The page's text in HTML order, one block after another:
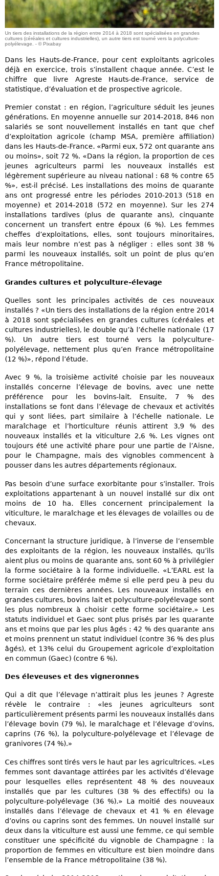
Un tiers des installations de la région entre 2014 à 2018 sont spécialisées en grandes
cultures (céréales et cultures industrielles), un autre tiers est tourné vers la polyculture-
polyélevage. - © Pixabay
Dans les Hauts-de-France, pour cent exploitants agricoles
déjà en exercice, trois s’installent chaque année. C’est le
chiffre que livre Agreste Hauts-de-France, service de
statistique, d’évaluation et de prospective agricole.
Premier constat : en région, l’agriculture séduit les jeunes
générations. En moyenne annuelle sur 2014-2018, 846 non
salariés se sont nouvellement installés en tant que chef
d’exploitation agricole (champ MSA, première affiliation)
dans les Hauts-de-France. «Parmi eux, 572 ont quarante ans
ou moins», soit 72 %. «Dans la région, la proportion de ces
jeunes agriculteurs parmi les nouveaux installés est
légèrement supérieure au niveau national : 68 % contre 65
%», est-il précisé. Les installations des moins de quarante
ans ont progressé entre les périodes 2010-2013 (518 en
moyenne) et 2014-2018 (572 en moyenne). Sur les 274
installations tardives (plus de quarante ans), cinquante
concernent un transfert entre époux (6 %). Les femmes
cheffes d’exploitations, elles, sont toujours minoritaires,
mais leur nombre n’est pas à négliger : elles sont 38 %
parmi les nouveaux installés, soit un point de plus qu’en
France métropolitaine.
Grandes cultures et polyculture-élevage
Quelles sont les principales activités de ces nouveaux
installés ? «Un tiers des installations de la région entre 2014
à 2018 sont spécialisées en grandes cultures (céréales et
cultures industrielles), le double qu’à l’échelle nationale (17
%). Un autre tiers est tourné vers la polyculture-
polyélevage, nettement plus qu’en France métropolitaine
(12 %)», répond l’étude.
Avec 9 %, la troisième activité choisie par les nouveaux
installés concerne l’élevage de bovins, avec une nette
préférence pour les bovins-lait. Ensuite, 7 % des
installations se font dans l’élevage de chevaux et activités
qui y sont liées, part similaire à l’échelle nationale. Le
maraîchage et l’horticulture réunis attirent 3,9 % des
nouveaux installés et la viticulture 2,6 %. Les vignes ont
toujours été une activité phare pour une partie de l’Aisne,
pour le Champagne, mais des vignobles commencent à
pousser dans les autres départements régionaux.
Pas besoin d’une surface exorbitante pour s’installer. Trois
exploitations appartenant à un nouvel installé sur dix ont
moins de 10 ha. Elles concernent principalement la
viticulture, le maraîchage et les élevages de volailles ou de
chevaux.
Concernant la structure juridique, à l’inverse de l’ensemble
des exploitants de la région, les nouveaux installés, qu’ils
aient plus ou moins de quarante ans, sont 60 % à privilégier
la forme sociétaire à la forme individuelle. «L’EARL est la
forme sociétaire préférée même si elle perd peu à peu du
terrain ces dernières années. Les nouveaux installés en
grandes cultures, bovins lait et polyculture-polyélevage sont
les plus nombreux à choisir cette forme sociétaire.» Les
statuts individuel et Gaec sont plus prisés par les quarante
ans et moins que par les plus âgés : 42 % des quarante ans
et moins prennent un statut individuel (contre 36 % des plus
âgés), et 13% celui du Groupement agricole d’exploitation
en commun (Gaec) (contre 6 %).
Des éleveuses et des vigneronnes
Qui a dit que l’élevage n’attirait plus les jeunes ? Agreste
révèle le contraire : «les jeunes agriculteurs sont
particulièrement présents parmi les nouveaux installés dans
l’élevage bovin (79 %), le maraîchage et l’élevage d’ovins,
caprins (76 %), la polyculture-polyélevage et l’élevage de
granivores (74 %).»
Ces chiffres sont tirés vers le haut par les agricultrices. «Les
femmes sont davantage attirées par les activités d’élevage
pour lesquelles elles représentent 48 % des nouveaux
installés que par les cultures (38 % des effectifs) ou la
polyculture-polyélevage (36 %).» La moitié des nouveaux
installés dans l’élevage de chevaux et 41 % en élevage
d’ovins ou caprins sont des femmes. Un nouvel installé sur
deux dans la viticulture est aussi une femme, ce qui semble
constituer une spécificité du vignoble de Champagne : la
proportion de femmes en viticulture est bien moindre dans
l’ensemble de la France métropolitaine (38 %).